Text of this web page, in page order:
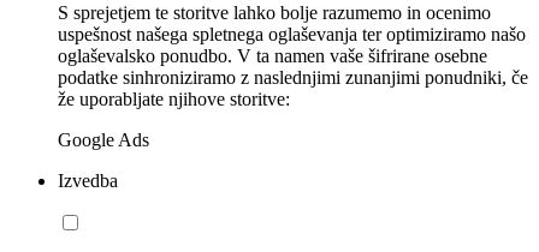
S sprejetjem te storitve lahko bolje razumemo in ocenimo
uspešnost našega spletnega oglaševanja ter optimiziramo našo
oglaševalsko ponudbo. V ta namen vaše šifrirane osebne
podatke sinhroniziramo z naslednjimi zunanjimi ponudniki, če
že uporabljate njihove storitve:
Google Ads
Izvedba